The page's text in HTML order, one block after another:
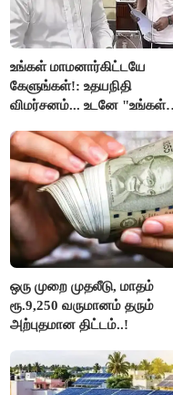
உங்கள் மாமனார்கிட்டயே
கேளுங்கள்!: உதயநிதி
விமர்சனம்... உடனே "உங்கள்
ஆதவ் அர்ஜுனா பதிலடி!
ஒரு முறை முதலீடு, மாதம்
ரூ.9,250 வருமானம் தரும்
அற்புதமான திட்டம்..!